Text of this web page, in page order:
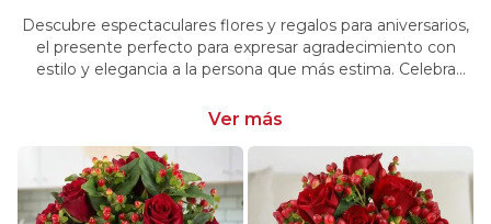
Descubre espectaculares flores y regalos para aniversarios,
el presente perfecto para expresar agradecimiento con
estilo y elegancia a la persona que más estima. Celebra
significativa.
Ver más